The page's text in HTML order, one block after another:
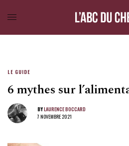
LE GUIDE
6 mythes sur
BYLAURENCE BOCCARD
7 NOVEMBRE 2021